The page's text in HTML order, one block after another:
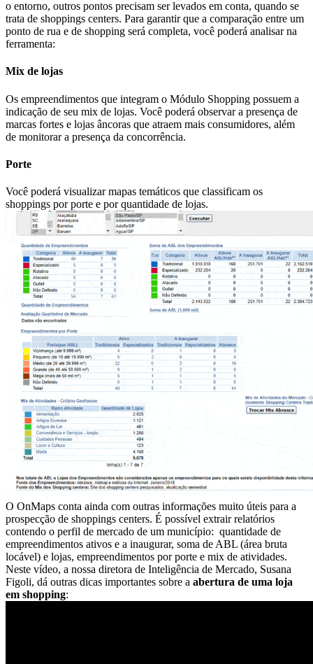
o entorno, outros pontos precisam ser levados em conta, quando se
trata de shoppings centers. Para garantir que a comparação entre um
ponto de rua e de shopping será completa, você poderá analisar na
ferramenta:
Mix de lojas
Os empreendimentos que integram o Módulo Shopping possuem a
indicação de seu mix de lojas. Você poderá observar a presença de
marcas fortes e lojas âncoras que atraem mais consumidores, além
de monitorar a presença da concorrência.
Porte
Você poderá visualizar mapas temáticos que classificam os
shoppings por porte e por quantidade de lojas.
O OnMaps conta ainda com outras informações muito úteis para a
prospecção de shoppings centers. É possível extrair relatórios
contendo o perfil de mercado de um município: quantidade de
empreendimentos ativos e a inaugurar, soma de ABL (área bruta
locável) e lojas, empreendimentos por porte e mix de atividades.
Neste vídeo, a nossa diretora de Inteligência de Mercado, Susana
Figoli, dá outras dicas importantes sobre a abertura de uma loja
em shopping: